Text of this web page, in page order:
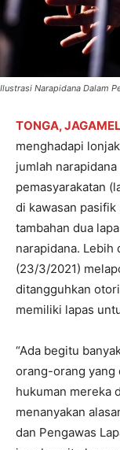
Ilustrasi Narapidana Dalam
TONGA,
menghadapi
jumlah
pemasyarakatan
di kawasan
tambahan dua
narapidana. Lebih
(23/3/2021)
ditangguhkan
memiliki lapas
“Ada begitu
orang-orang yang
hukuman mereka
menanyakan
dan Pengawas